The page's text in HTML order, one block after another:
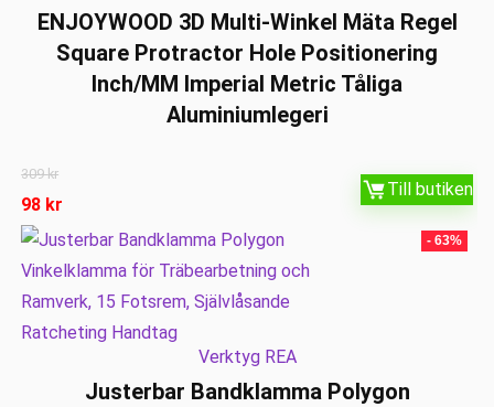
ENJOYWOOD 3D Multi-Winkel Mäta Regel
Square Protractor Hole Positionering
Inch/MM Imperial Metric Tåliga
Aluminiumlegeri
309kr
98 kr
Till butiken
- 63%
Verktyg REA
Justerbar Bandklamma Polygon